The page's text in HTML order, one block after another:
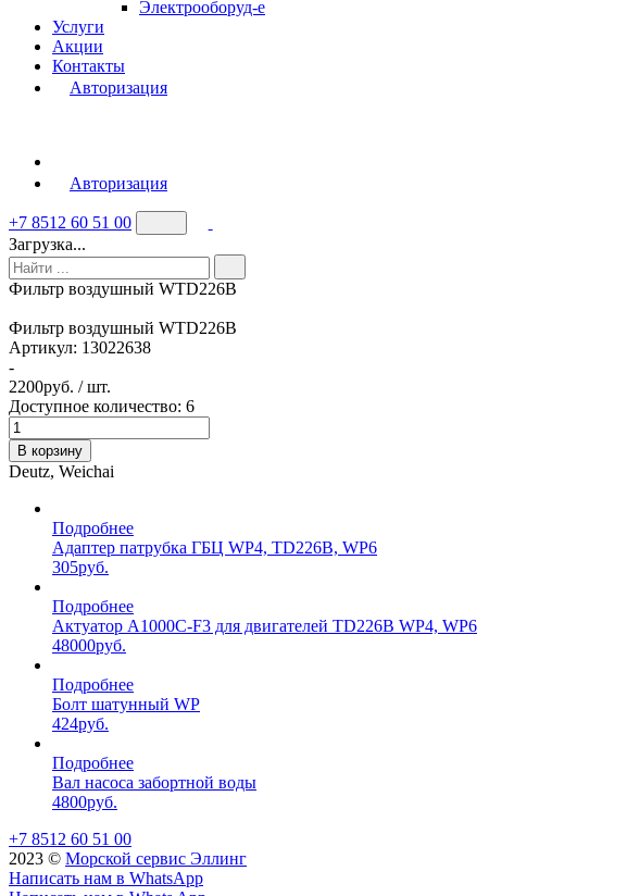
Электрооборуд-е
Услуги
Акции
Контакты
Авторизация
Авторизация
+7 8512 60 51 00
Загрузка...
Фильтр воздушный WTD226B
Фильтр воздушный WTD226B
Артикул: 13022638
-
2200руб. / шт.
Доступное количество: 6
В корзину
Deutz, Weichai
Подробнее
Адаптер патрубка ГБЦ WP4, TD226B, WP6
305руб.
Подробнее
Актуатор A1000C-F3 для двигателей TD226B WP4, WP6
48000руб.
Подробнее
Болт шатунный WP
424руб.
Подробнее
Вал насоса забортной воды
4800руб.
+7 8512 60 51 00
2023 ©️ Морской сервис Эллинг
Написать нам в WhatsApp